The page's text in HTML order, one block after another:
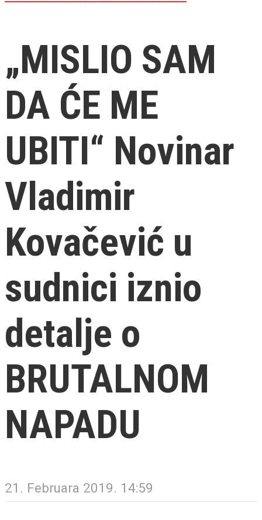
„MISLIO SAM
DA ĆE ME
UBITI“ Novinar
Vladimir
Kovačević u
sudnici iznio
detalje o
BRUTALNOM
NAPADU
21. Februara 2019. 14:59